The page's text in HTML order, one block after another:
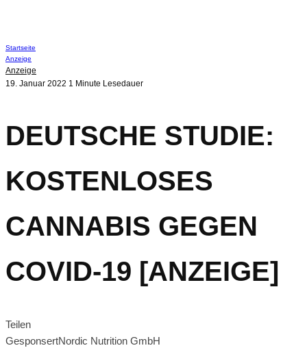
Startseite
Anzeige
Anzeige
19. Januar 2022 1 Minute Lesedauer
DEUTSCHE STUDIE:
KOSTENLOSES
CANNABIS GEGEN
COVID-19 [ANZEIGE]
Teilen
GesponsertNordic Nutrition GmbH